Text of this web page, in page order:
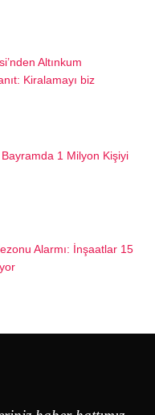
Altınkum
Kiralamayı biz
1 Milyon Kişiyi
Alarmı: İnşaatlar 15